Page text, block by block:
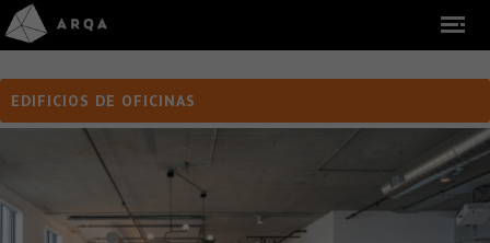
EDIFICIOS DE OFICINAS